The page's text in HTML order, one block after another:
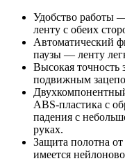
фиксацияУдобство работы
ленту с обеих
Автоматический
паузы — ленту
Высокая точность
подвижным
ABS-пластика с
падения с
руках.
Защита полотна
имеется